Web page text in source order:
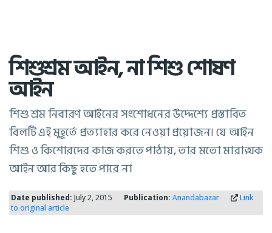
শিশুশ্রম আইন, না শিশু শোষণ
আইন
শিশু শ্রম নিবারণ আইনের সংশোধনের উদ্দেশ্যে প্রস্তাবিত
বিলটি এই মুহূর্তে প্রত্যাহার করে নেওয়া প্রয়োজন। যে আইন
শিশু ও কিশোরদের কাজ করতে পাঠায়, তার মতো মারাত্মক
আইন আর কিছু হতে পারে না
Date published: July 2, 2015 Publication: Anandabazar
Link
to original article